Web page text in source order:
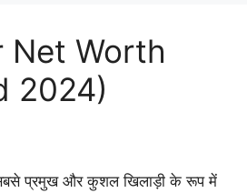
Net Worth
2024)
प्रमुख और कुशल खिलाड़ी के रूप में